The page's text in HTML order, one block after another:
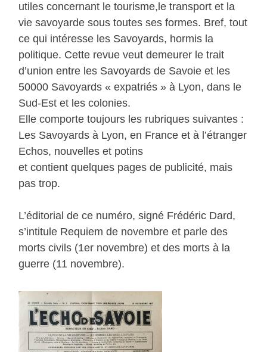
utiles concernant le tourisme,le transport et la
vie savoyarde sous toutes ses formes. Bref, tout
ce qui intéresse les Savoyards, hormis la
politique. Cette revue veut demeurer le trait
d’union entre les Savoyards de Savoie et les
50000 Savoyards « expatriés » à Lyon, dans le
Sud-Est et les colonies.
Elle comporte toujours les rubriques suivantes :
Les Savoyards à Lyon, en France et à l’étranger
Echos, nouvelles et potins
et contient quelques pages de publicité, mais
pas trop.
L’éditorial de ce numéro, signé Frédéric Dard,
s’intitule Requiem de novembre et parle des
morts civils (1er novembre) et des morts à la
guerre (11 novembre).